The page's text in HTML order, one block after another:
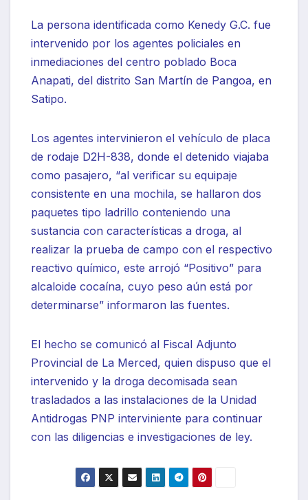
La persona identificada como Kenedy G.C. fue
intervenido por los agentes policiales en
inmediaciones del centro poblado Boca
Anapati, del distrito San Martín de Pangoa, en
Satipo.
Los agentes intervinieron el vehículo de placa
de rodaje D2H-838, donde el detenido viajaba
como pasajero, “al verificar su equipaje
consistente en una mochila, se hallaron dos
paquetes tipo ladrillo conteniendo una
sustancia con características a droga, al
realizar la prueba de campo con el respectivo
reactivo químico, este arrojó “Positivo” para
alcaloide cocaína, cuyo peso aún está por
determinarse” informaron las fuentes.
El hecho se comunicó al Fiscal Adjunto
Provincial de La Merced, quien dispuso que el
intervenido y la droga decomisada sean
trasladados a las instalaciones de la Unidad
Antidrogas PNP interviniente para continuar
con las diligencias e investigaciones de ley.